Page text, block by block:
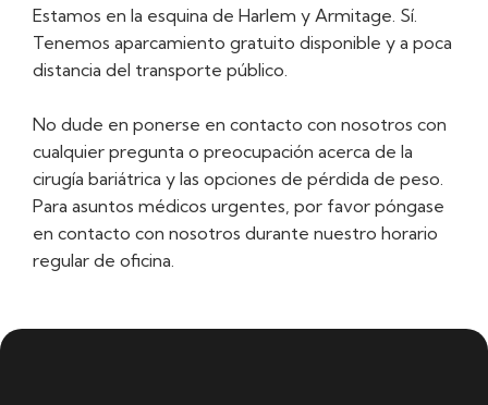
Estamos en la esquina de Harlem y Armitage. Sí.
Tenemos aparcamiento gratuito disponible y a poca
distancia del transporte público.
No dude en ponerse en contacto con nosotros con
cualquier pregunta o preocupación acerca de la
cirugía bariátrica y las opciones de pérdida de peso.
Para asuntos médicos urgentes, por favor póngase
en contacto con nosotros durante nuestro horario
regular de oficina.